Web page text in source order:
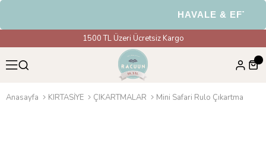
HAVALE & EFT
1500 TL Üzeri Ücretsiz Kargo
Anasayfa KIRTASİYE ÇIKARTMALAR Mini Safari Rulo Çıkartma